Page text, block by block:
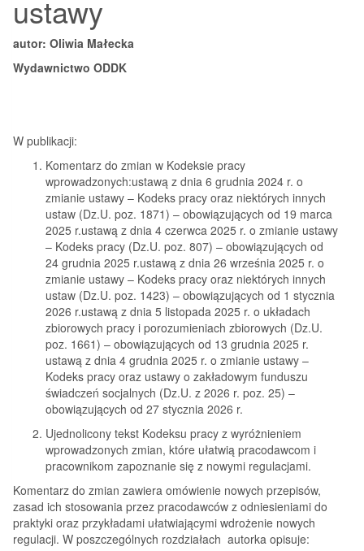
ustawy
autor: Oliwia Małecka
Wydawnictwo ODDK
W publikacji:
Komentarz do zmian w Kodeksie pracy
wprowadzonych:ustawą z dnia 6 grudnia 2024 r. o
zmianie ustawy – Kodeks pracy oraz niektórych innych
ustaw (Dz.U. poz. 1871) – obowiązujących od 19 marca
2025 r.ustawą z dnia 4 czerwca 2025 r. o zmianie ustawy
– Kodeks pracy (Dz.U. poz. 807) – obowiązujących od
24 grudnia 2025 r.ustawą z dnia 26 września 2025 r. o
zmianie ustawy – Kodeks pracy oraz niektórych innych
ustaw (Dz.U. poz. 1423) – obowiązujących od 1 stycznia
2026 r.ustawą z dnia 5 listopada 2025 r. o układach
zbiorowych pracy i porozumieniach zbiorowych (Dz.U.
poz. 1661) – obowiązujących od 13 grudnia 2025 r.
ustawą z dnia 4 grudnia 2025 r. o zmianie ustawy –
Kodeks pracy oraz ustawy o zakładowym funduszu
świadczeń socjalnych (Dz.U. z 2026 r. poz. 25) –
obowiązujących od 27 stycznia 2026 r.
Ujednolicony tekst Kodeksu pracy z wyróżnieniem
wprowadzonych zmian, które ułatwią pracodawcom i
pracownikom zapoznanie się z nowymi regulacjami.
Komentarz do zmian zawiera omówienie nowych przepisów,
zasad ich stosowania przez pracodawców z odniesieniami do
praktyki oraz przykładami ułatwiającymi wdrożenie nowych
regulacji. W poszczególnych rozdziałach autorka opisuje: